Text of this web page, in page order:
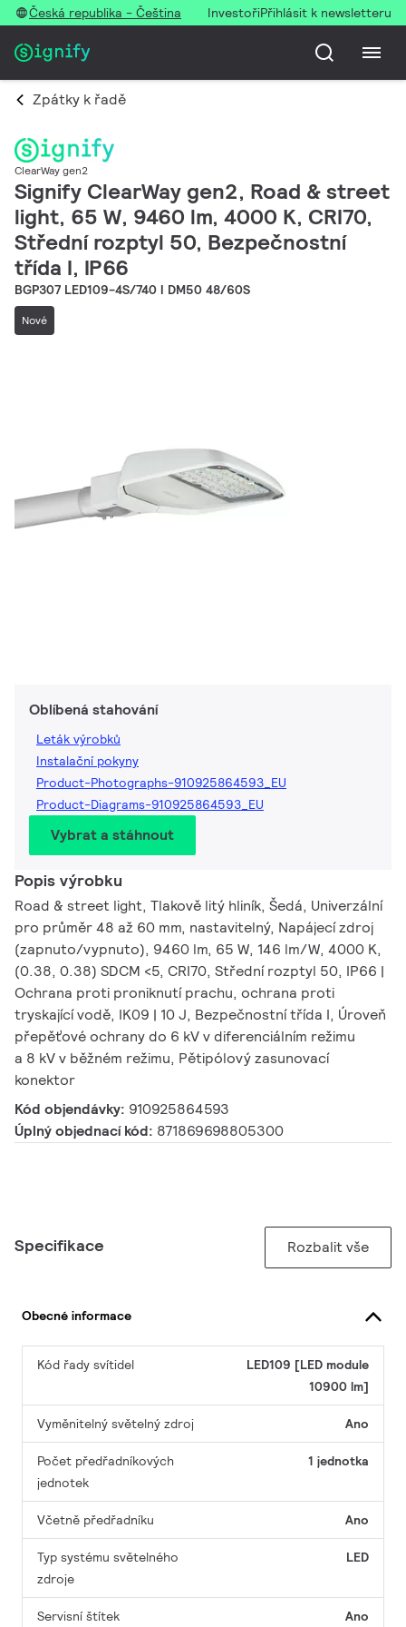
Česká republika - Čeština InvestořiPřihlásit k newsletteru
Zpátky k řadě
ClearWay gen2
Signify ClearWay gen2, Road & street
light, 65 W, 9460 lm, 4000 K, CRI70,
Střední rozptyl 50, Bezpečnostní
třída I, IP66
BGP307 LED109-4S/740 I DM50 48/60S
Nové
Oblíbená stahování
Leták výrobků
Instalační pokyny
Product-Photographs-910925864593_EU
Product-Diagrams-910925864593_EU
Vybrat a stáhnout
Popis výrobku
Road & street light, Tlakově litý hliník, Šedá, Univerzální
pro průměr 48 až 60 mm, nastavitelný, Napájecí zdroj
(zapnuto/vypnuto), 9460 lm, 65 W, 146 lm/W, 4000 K,
(0.38, 0.38) SDCM <5, CRI70, Střední rozptyl 50, IP66 |
Ochrana proti proniknutí prachu, ochrana proti
tryskající vodě, IK09 | 10 J, Bezpečnostní třída I, Úroveň
přepěťové ochrany do 6 kV v diferenciálním režimu
a 8 kV v běžném režimu, Pětipólový zasunovací
konektor
Kód objendávky: 910925864593
Úplný objednací kód: 871869698805300
Specifikace Rozbalit vše
Obecné informace
Kód řady svítidel
LED109 [LED module
10900 lm]
Vyměnitelný světelný zdroj Ano
Počet předřadníkových
jednotek
1 jednotka
Včetně předřadníku Ano
Typ systému světelného
zdroje
LED
Servisní štítek Ano